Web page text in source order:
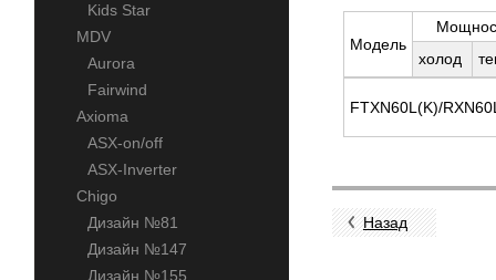
Модель
холод
FTXN60L(K)/RXN60
Назад
Kids Star
MDV
Aurora
Fairwind
Axioma
ASX-on/off
ASX-Inverter
Chigo
Дизайн №81
Дизайн №147
Дизайн №155